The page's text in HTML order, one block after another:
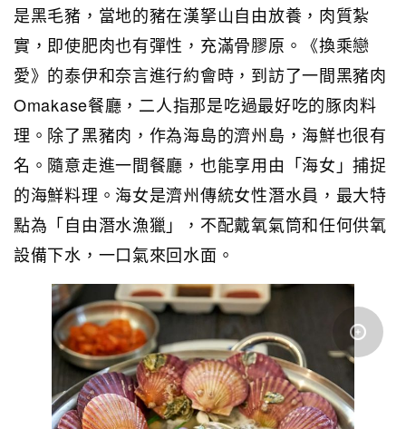
是黑毛豬，當地的豬在漢拏山自由放養，肉質紮
實，即使肥肉也有彈性，充滿骨膠原。《換乘戀
愛》的泰伊和奈言進行約會時，到訪了一間黑豬肉
Omakase餐廳，二人指那是吃過最好吃的豚肉料
理。除了黑豬肉，作為海島的濟州島，海鮮也很有
名。隨意走進一間餐廳，也能享用由「海女」捕捉
的海鮮料理。海女是濟州傳統女性潛水員，最大特
點為「自由潛水漁獵」，不配戴氧氣筒和任何供氧
設備下水，一口氣來回水面。